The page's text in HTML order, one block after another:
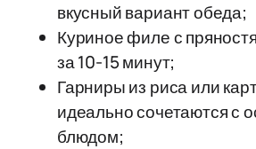
вкусный вариант обеда;
Куриное филе с
за 10-15 минут;
Гарниры из риса или
идеально сочетаются с
блюдом;